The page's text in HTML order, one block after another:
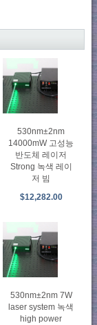
530nm±2nm
14000mW 고성능
반도체 레이저
Strong 녹색 레이
저 빔
$12,282.00
530nm±2nm 7W
laser system 녹색
high power